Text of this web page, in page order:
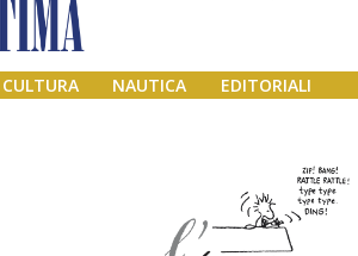
CULTURA NAUTICA EDITORIALI